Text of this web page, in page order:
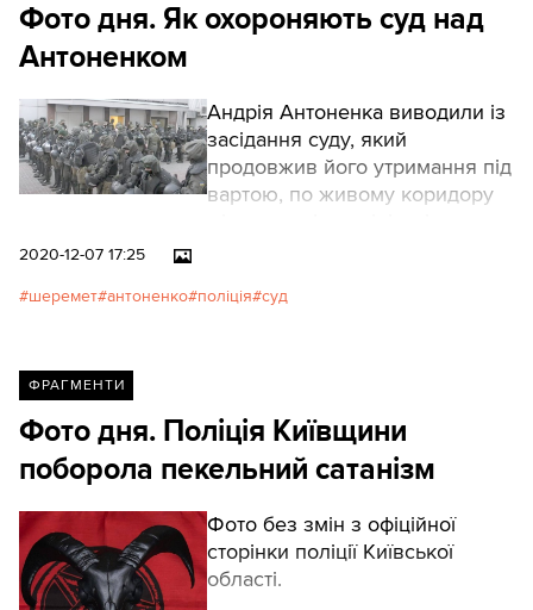
Фото дня. Як охороняють суд над
Антоненком
Андрія Антоненка виводили із
засідання суду, який
продовжив його утримання під
вартою, по живому коридору
2020-12-07 17:25
шеремет антоненко поліція суд
ФРАГМЕНТИ
Фото дня. Поліція Київщини
поборола пекельний сатанізм
Фото без змін з офіційної
сторінки поліції Київської
області.